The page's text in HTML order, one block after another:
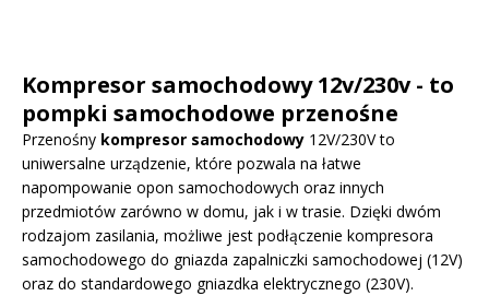
Kompresor samochodowy 12v/230v - to
pompki samochodowe przenośne
Przenośny kompresor samochodowy 12V/230V to
uniwersalne urządzenie, które pozwala na łatwe
napompowanie opon samochodowych oraz innych
przedmiotów zarówno w domu, jak i w trasie. Dzięki dwóm
rodzajom zasilania, możliwe jest podłączenie kompresora
samochodowego do gniazda zapalniczki samochodowej (12V)
oraz do standardowego gniazdka elektrycznego (230V).